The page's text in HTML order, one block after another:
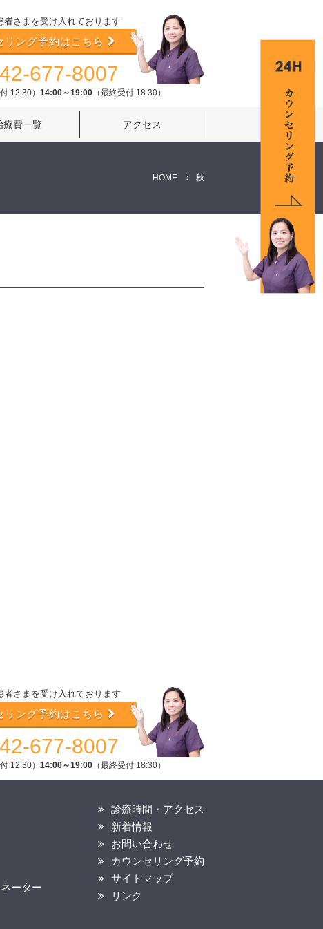
者さまを受け入れております
リング予約はこちら
677-8007
12:30） 14:00～19:00 （最終受付 18:30）
療費一覧 アクセス
HOME 秋
者さまを受け入れております
リング予約はこちら
677-8007
12:30） 14:00～19:00 （最終受付 18:30）
ーター
診療時間・アクセス
新着情報
お問い合わせ
カウンセリング予約
サイトマップ
リンク